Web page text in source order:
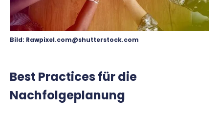
Bild: Rawpixel.com@shutterstock.com
Best Practices für die
Nachfolgeplanung